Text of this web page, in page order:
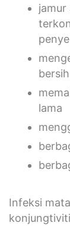
jamur
bersih
lama
Infeksi